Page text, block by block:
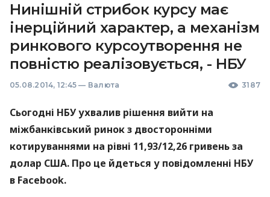
Нинішній стрибок курсу має
інерційний характер, а механізм
ринкового курсоутворення не
повністю реалізовується, - НБУ
05.08.2014, 12:45 — Валюта 3187
Сьогодні НБУухвалив рішення вийти на
міжбанківський ринок з двосторонніми
котируваннями на рівні 11,93/12,26 гривень за
долар США. Про це йдеться у повідомленні НБУ
в Facebook.